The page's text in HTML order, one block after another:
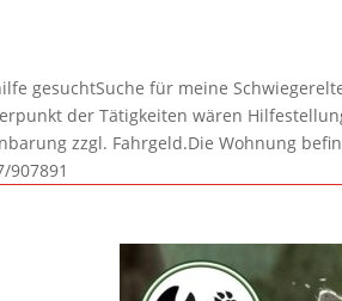
gesuchtSuche für meine
der Tätigkeiten wären
zzgl. Fahrgeld.Die Wohnung
907891